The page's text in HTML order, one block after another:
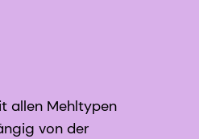
allen Mehltypen
von der